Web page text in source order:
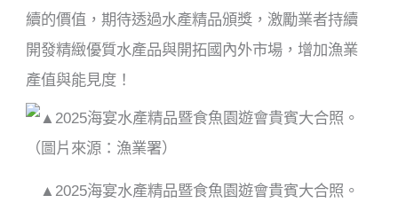
續的價值，期待透過水產精品頒獎，激勵業者持續
開發精緻優質水產品與開拓國內外市場，增加漁業
產值與能見度！
▲2025海宴水產精品暨食魚園遊會貴賓大合照。